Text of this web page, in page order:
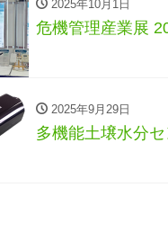
2025年10月1日
危機管理産業展
2025年9月29日
多機能土壌水分